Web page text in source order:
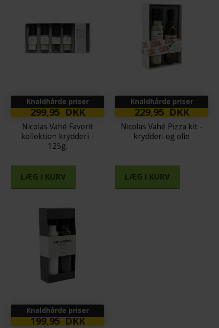
Knaldhårde priser
299,95 DKK
Nicolas Vahé Favorit
kollektion krydderi -
125g.
LÆG I KURV
Knaldhårde priser
229,95 DKK
Nicolas Vahé Pizza kit -
krydderi og olie
LÆG I KURV
Knaldhårde priser
199,95 DKK